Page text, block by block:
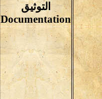
التوثيق
Documentation